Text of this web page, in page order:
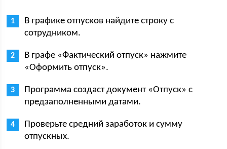
В графике отпусков найдите строку с
сотрудником.
В графе «Фактический отпуск» нажмите
«Оформить отпуск».
Программа создаст документ «Отпуск» с
предзаполненными датами.
Проверьте средний заработок и сумму
отпускных.